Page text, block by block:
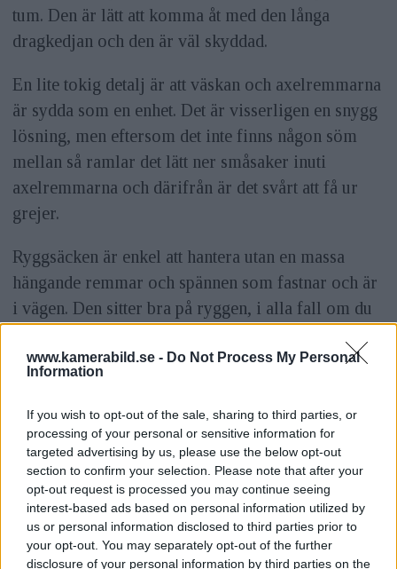
www.kamerabild.se - Do Not Process My Personal
Information
If you wish to opt-out of the sale, sharing to third parties, or
processing of your personal or sensitive information for
targeted advertising by us, please use the below opt-out
section to confirm your selection. Please note that after your
opt-out request is processed you may continue seeing
interest-based ads based on personal information utilized by
us or personal information disclosed to third parties prior to
your opt-out. You may separately opt-out of the further
disclosure of your personal information by third parties on the
tum. Den är lätt att komma åt med den långa
dragkedjan och den är väl skyddad.
En lite tokig detalj är att väskan och axelremmarna
är sydda som en enhet. Det är visserligen en snygg
lösning, men eftersom det inte finns någon söm
mellan så ramlar det lätt ner småsaker inuti
axelremmarna och därifrån är det svårt att få ur
grejer.
Ryggsäcken är enkel att hantera utan en massa
hängande remmar och spännen som fastnar och är
i vägen. Den sitter bra på ryggen, i alla fall om du
liten.
Tillverkare Kata
Modell Ergo-Tech Sensitivity V
Pris 1 100 kronor